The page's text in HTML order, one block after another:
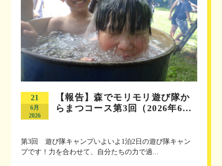
21
6月
2026
【報告】森でモリモリ遊び隊か
らまつコース第3回（2026年6…
第3回 遊び隊キャンプいよいよ1泊2日の遊び隊キャン
プです！力を合わせて、自分たちの力で過...